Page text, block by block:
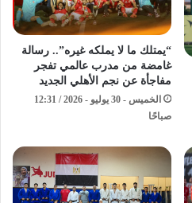
“يمتلك ما لا يملكه غيره”.. رسالة
غامضة من مدرب عالمي تفجر
مفاجأة عن نجم الأهلي الجديد
الخميس - 30 يوليو - 2026 / 12:31
صباحًا